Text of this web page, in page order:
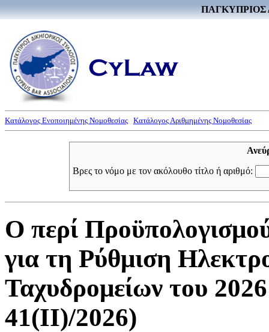
ΠΑΓΚΥΠΡΙΟΣ
Κατάλογος Ενοποιημένης Νομοθεσίας Κατάλογος Αριθμημένης Νομοθεσίας
Βρες το νόμο με τον ακόλουθο τίτλο ή αριθμό:
Ο περί
για τη Ρύθμιση
Ταχυδρομείων του
41(II)/2026)